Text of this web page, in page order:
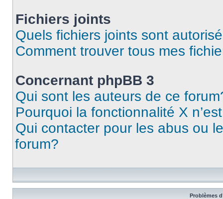
Fichiers joints
Quels fichiers joints sont
Comment trouver tous mes
Concernant phpBB 3
Qui sont les auteurs de ce
Pourquoi la fonctionnalité X
Qui contacter pour les abus ou
forum?
Problèmes